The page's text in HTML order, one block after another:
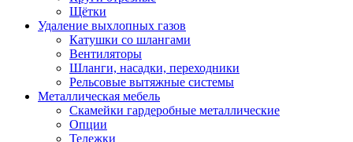
Щётки
Удаление выхлопных газов
Катушки со шлангами
Вентиляторы
Шланги, насадки, переходники
Рельсовые вытяжные системы
Металлическая мебель
Скамейки гардеробные металлические
Опции
Тележки